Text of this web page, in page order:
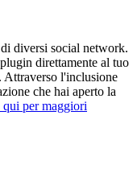
diversi social network.
direttamente al tuo
Attraverso l'inclusione
che hai aperto la
qui per maggiori